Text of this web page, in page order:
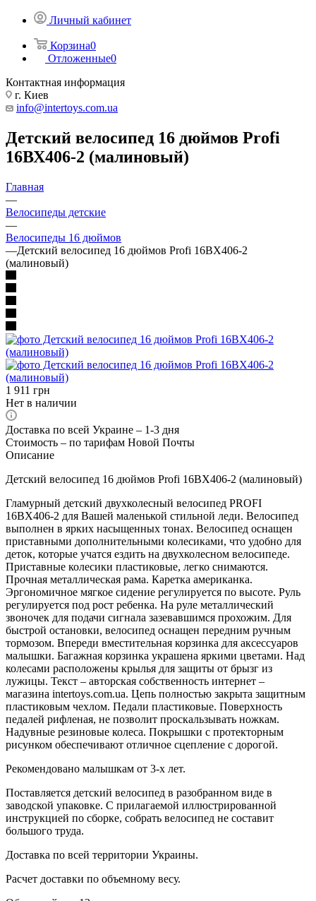
Личный кабинет
Корзина0
Отложенные0
Контактная информация
г. Киев
info@intertoys.com.ua
Детский велосипед 16 дюймов Profi
16ВХ406-2 (малиновый)
Главная
—
Велосипеды детские
—
Велосипеды 16 дюймов
—Детский велосипед 16 дюймов Profi 16ВХ406-2
(малиновый)
1 911 грн
Нет в наличии
Доставка по всей Украине – 1-3 дня
Стоимость – по тарифам Новой Почты
Описание
Детский велосипед 16 дюймов Profi 16ВХ406-2 (малиновый)
Гламурный детский двухколесный велосипед PROFI
16ВХ406-2 для Вашей маленькой стильной леди. Велосипед
выполнен в ярких насыщенных тонах. Велосипед оснащен
приставными дополнительными колесиками, что удобно для
деток, которые учатся ездить на двухколесном велосипеде.
Приставные колесики пластиковые, легко снимаются.
Прочная металлическая рама. Каретка американка.
Эргономичное мягкое сидение регулируется по высоте. Руль
регулируется под рост ребенка. На руле металлический
звоночек для подачи сигнала зазевавшимся прохожим. Для
быстрой остановки, велосипед оснащен передним ручным
тормозом. Впереди вместительная корзинка для аксессуаров
малышки. Багажная корзинка украшена яркими цветами. Над
колесами расположены крылья для защиты от брызг из
лужицы. Текст – авторская собственность интернет –
магазина intertoys.com.ua. Цепь полностью закрыта защитным
пластиковым чехлом. Педали пластиковые. Поверхность
педалей рифленая, не позволит проскальзывать ножкам.
Надувные резиновые колеса. Покрышки с протекторным
рисунком обеспечивают отличное сцепление с дорогой.
Рекомендовано малышкам от 3-х лет.
Поставляется детский велосипед в разобранном виде в
заводской упаковке. С прилагаемой иллюстрированной
инструкцией по сборке, собрать велосипед не составит
большого труда.
Доставка по всей территории Украины.
Расчет доставки по объемному весу.